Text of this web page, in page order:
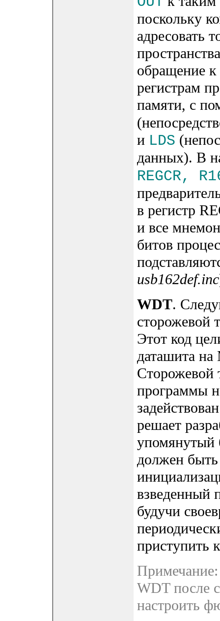
поскольку
адресовать
обращение
регистрам
памяти, с
и LDS
данных). В
REGCR,
в регистр
и все
битов
usb162def.inc
WDT.
сторожевой
Этот код
даташита
Сторожевой
программы
решает
упомянутый
должен
взведенный
будучи
приступить
WDT после
настроить